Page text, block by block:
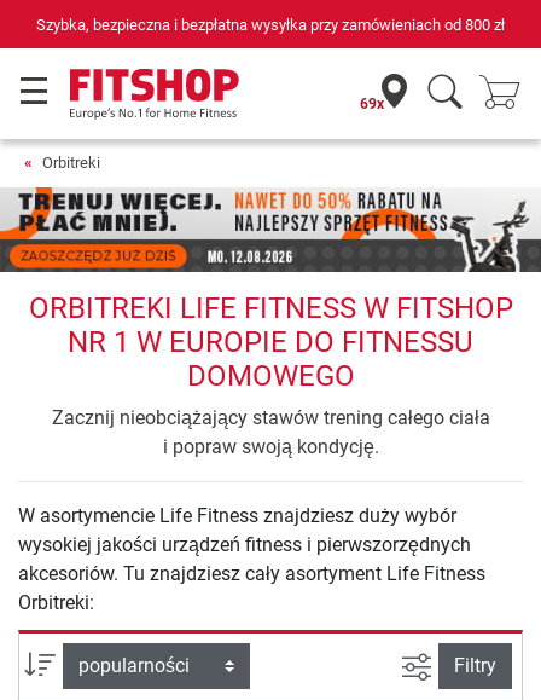
Szybka, bezpieczna i bezpłatna wysyłka przy zamówieniach od 800 zł
69x
Orbitreki
ORBITREKI LIFE FITNESS W FITSHOP
NR 1 W EUROPIE DO FITNESSU
DOMOWEGO
Zacznij nieobciążający stawów trening całego ciała
i popraw swoją kondycję.
W asortymencie Life Fitness znajdziesz duży wybór
wysokiej jakości urządzeń fitness i pierwszorzędnych
akcesoriów. Tu znajdziesz cały asortyment Life Fitness
Orbitreki:
sortuj wg: Filtruj widok
Filtry